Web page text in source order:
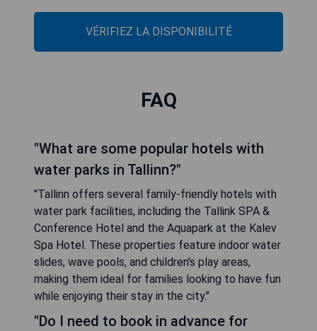
VÉRIFIEZ LA DISPONIBILITÉ
FAQ
"What are some popular hotels with
water parks in Tallinn?"
"Tallinn offers several family-friendly hotels with
water park facilities, including the Tallink SPA &
Conference Hotel and the Aquapark at the Kalev
Spa Hotel. These properties feature indoor water
slides, wave pools, and children's play areas,
making them ideal for families looking to have fun
while enjoying their stay in the city."
"Do I need to book in advance for